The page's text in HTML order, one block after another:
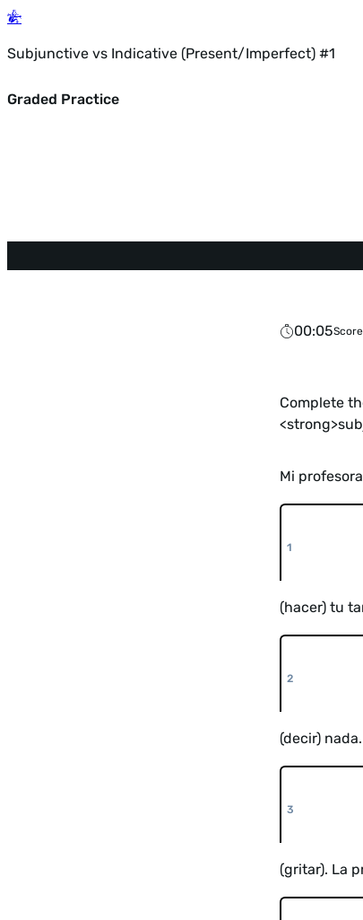
Subjunctive vs Indicative (Present/Imperfect) #1
Graded Practice
00:05
Complete
Mi
(hacer) tu
(decir)
(gritar). La